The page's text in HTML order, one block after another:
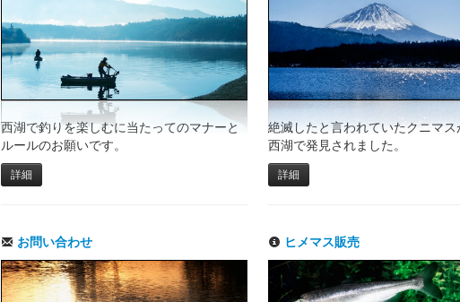
西湖で釣りを楽しむに当たってのマナーと
ルールのお願いです。
詳細
絶滅したと言われていたクニマ
西湖で発見されました。
詳細
お問い合わせ ヒメマス販売